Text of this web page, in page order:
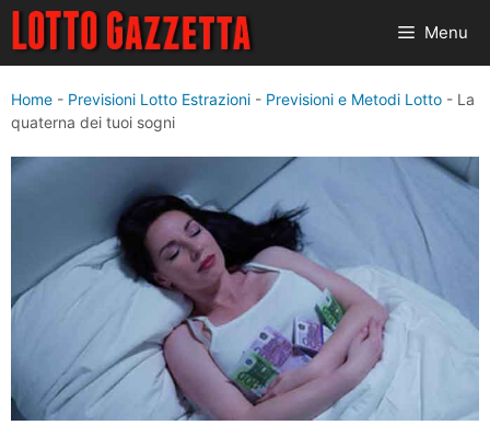
Vai
contenuto
Menu
Home - Previsioni Lotto Estrazioni - Previsioni e Metodi Lotto - La
quaterna dei tuoi sogni